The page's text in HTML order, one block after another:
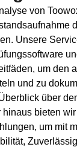
von
Unsere
um den
und zu
über
hinaus bieten
um mit